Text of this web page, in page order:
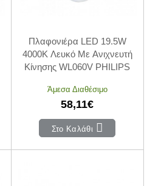
Πλαφονιέρα LED 19.5W
4000Κ Λευκό Με Ανιχνευτή
Κίνησης WL060V PHILIPS
Άμεσα Διαθέσιμο
58,11€
Στο Καλάθι